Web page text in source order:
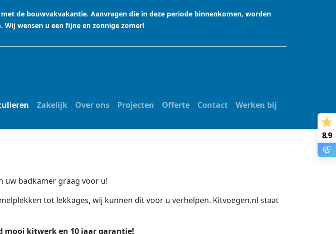
de bouwvakvakantie. Aanvragen die in deze periode binnenkomen, worden
wensen u een fijne en zonnige zomer!
Zakelijk Over ons Projecten Offerte Contact Werken bij
uw badkamer graag voor u!
tot lekkages, wij kunnen dit voor u verhelpen. Kitvoegen.nl staat
mooi kitwerk en 10 jaar garantie!
8.9